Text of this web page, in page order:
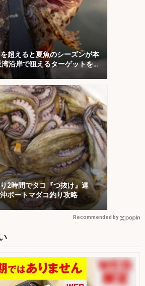
超えると夏魚のシーズンが本
沿岸で狙えるターゲットを
2時間でタコ『つ抜け』達
ボートマダコ釣り攻略
Recommended by